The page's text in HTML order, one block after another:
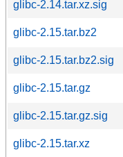
glibc-2.14.tar.xz.sig
glibc-2.15.tar.bz2
glibc-2.15.tar.bz2.sig
glibc-2.15.tar.gz
glibc-2.15.tar.gz.sig
glibc-2.15.tar.xz